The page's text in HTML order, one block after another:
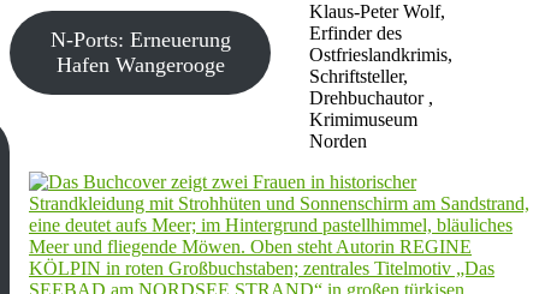
Klaus-Peter Wolf,
Erfinder des
Ostfrieslandkrimis,
Schriftsteller,
Drehbuchautor ,
Krimimuseum
Norden
N-Ports: Erneuerung
Hafen Wangerooge